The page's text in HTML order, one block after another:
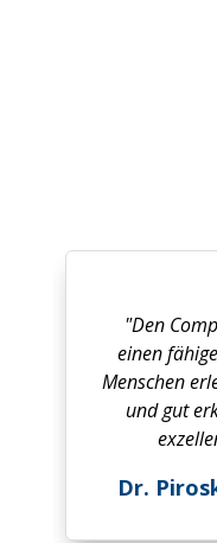
"Seit
sich
aktiviert
und
Office